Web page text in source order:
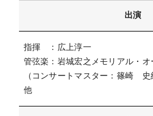
出演
指揮 ：広上淳一
管弦楽：岩城宏之メモリアル・オ
（コンサートマスター：篠崎 史
他